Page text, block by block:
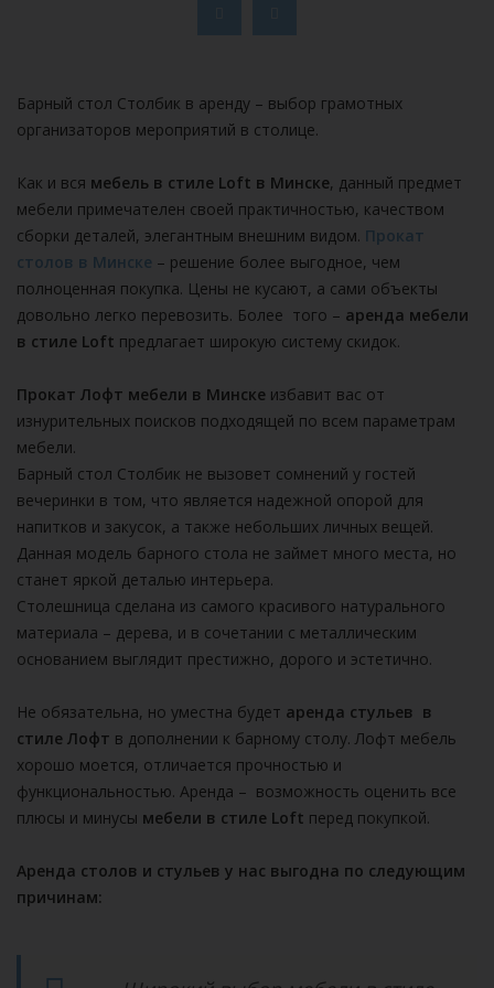
Барный стол Столбик в аренду – выбор грамотных
организаторов мероприятий в столице.
Как и вся мебель в стиле Loft в Минске, данный предмет
мебели примечателен своей практичностью, качеством
сборки деталей, элегантным внешним видом. Прокат
столов в Минске – решение более выгодное, чем
полноценная покупка. Цены не кусают, а сами объекты
довольно легко перевозить. Более того – аренда мебели
в стиле Loft предлагает широкую систему скидок.
Прокат Лофт мебели в Минске избавит вас от
изнурительных поисков подходящей по всем параметрам
мебели.
Барный стол Столбик не вызовет сомнений у гостей
вечеринки в том, что является надежной опорой для
напитков и закусок, а также небольших личных вещей.
Данная модель барного стола не займет много места, но
станет яркой деталью интерьера.
Столешница сделана из самого красивого натурального
материала – дерева, и в сочетании с металлическим
основанием выглядит престижно, дорого и эстетично.
Не обязательна, но уместна будет аренда стульев в
стиле Лофт в дополнении к барному столу. Лофт мебель
хорошо моется, отличается прочностью и
функциональностью. Аренда – возможность оценить все
плюсы и минусы мебели в стиле Loft перед покупкой.
Аренда столов и стульев у нас выгодна по следующим
причинам: